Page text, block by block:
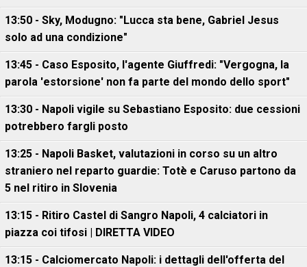
13:50 - Sky, Modugno: "Lucca sta bene, Gabriel Jesus
solo ad una condizione"
13:45 - Caso Esposito, l'agente Giuffredi: "Vergogna, la
parola 'estorsione' non fa parte del mondo dello sport"
13:30 - Napoli vigile su Sebastiano Esposito: due cessioni
potrebbero fargli posto
13:25 - Napoli Basket, valutazioni in corso su un altro
straniero nel reparto guardie: Totè e Caruso partono da
5 nel ritiro in Slovenia
13:15 - Ritiro Castel di Sangro Napoli, 4 calciatori in
piazza coi tifosi | DIRETTA VIDEO
13:15 - Calciomercato Napoli: i dettagli dell'offerta del